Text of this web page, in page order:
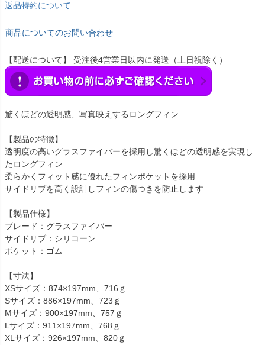
返品特約について
商品についてのお問い合わせ
【配送について】 受注後4営業日以内に発送（土日祝除く）
驚くほどの透明感、写真映えするロングフィン
【製品の特徴】
透明度の高いグラスファイバーを採用し驚くほどの透明感を実現し
たロングフィン
柔らかくフィット感に優れたフィンポケットを採用
サイドリブを高く設計しフィンの傷つきを防止します
【製品仕様】
ブレード：グラスファイバー
サイドリブ：シリコーン
ポケット：ゴム
【寸法】
XSサイズ：874×197mm、716ｇ
Sサイズ：886×197mm、723ｇ
Mサイズ：900×197mm、757ｇ
Lサイズ：911×197mm、768ｇ
XLサイズ：926×197mm、820ｇ